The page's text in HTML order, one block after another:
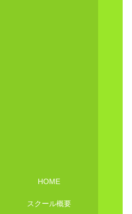
HOME
スクール概要